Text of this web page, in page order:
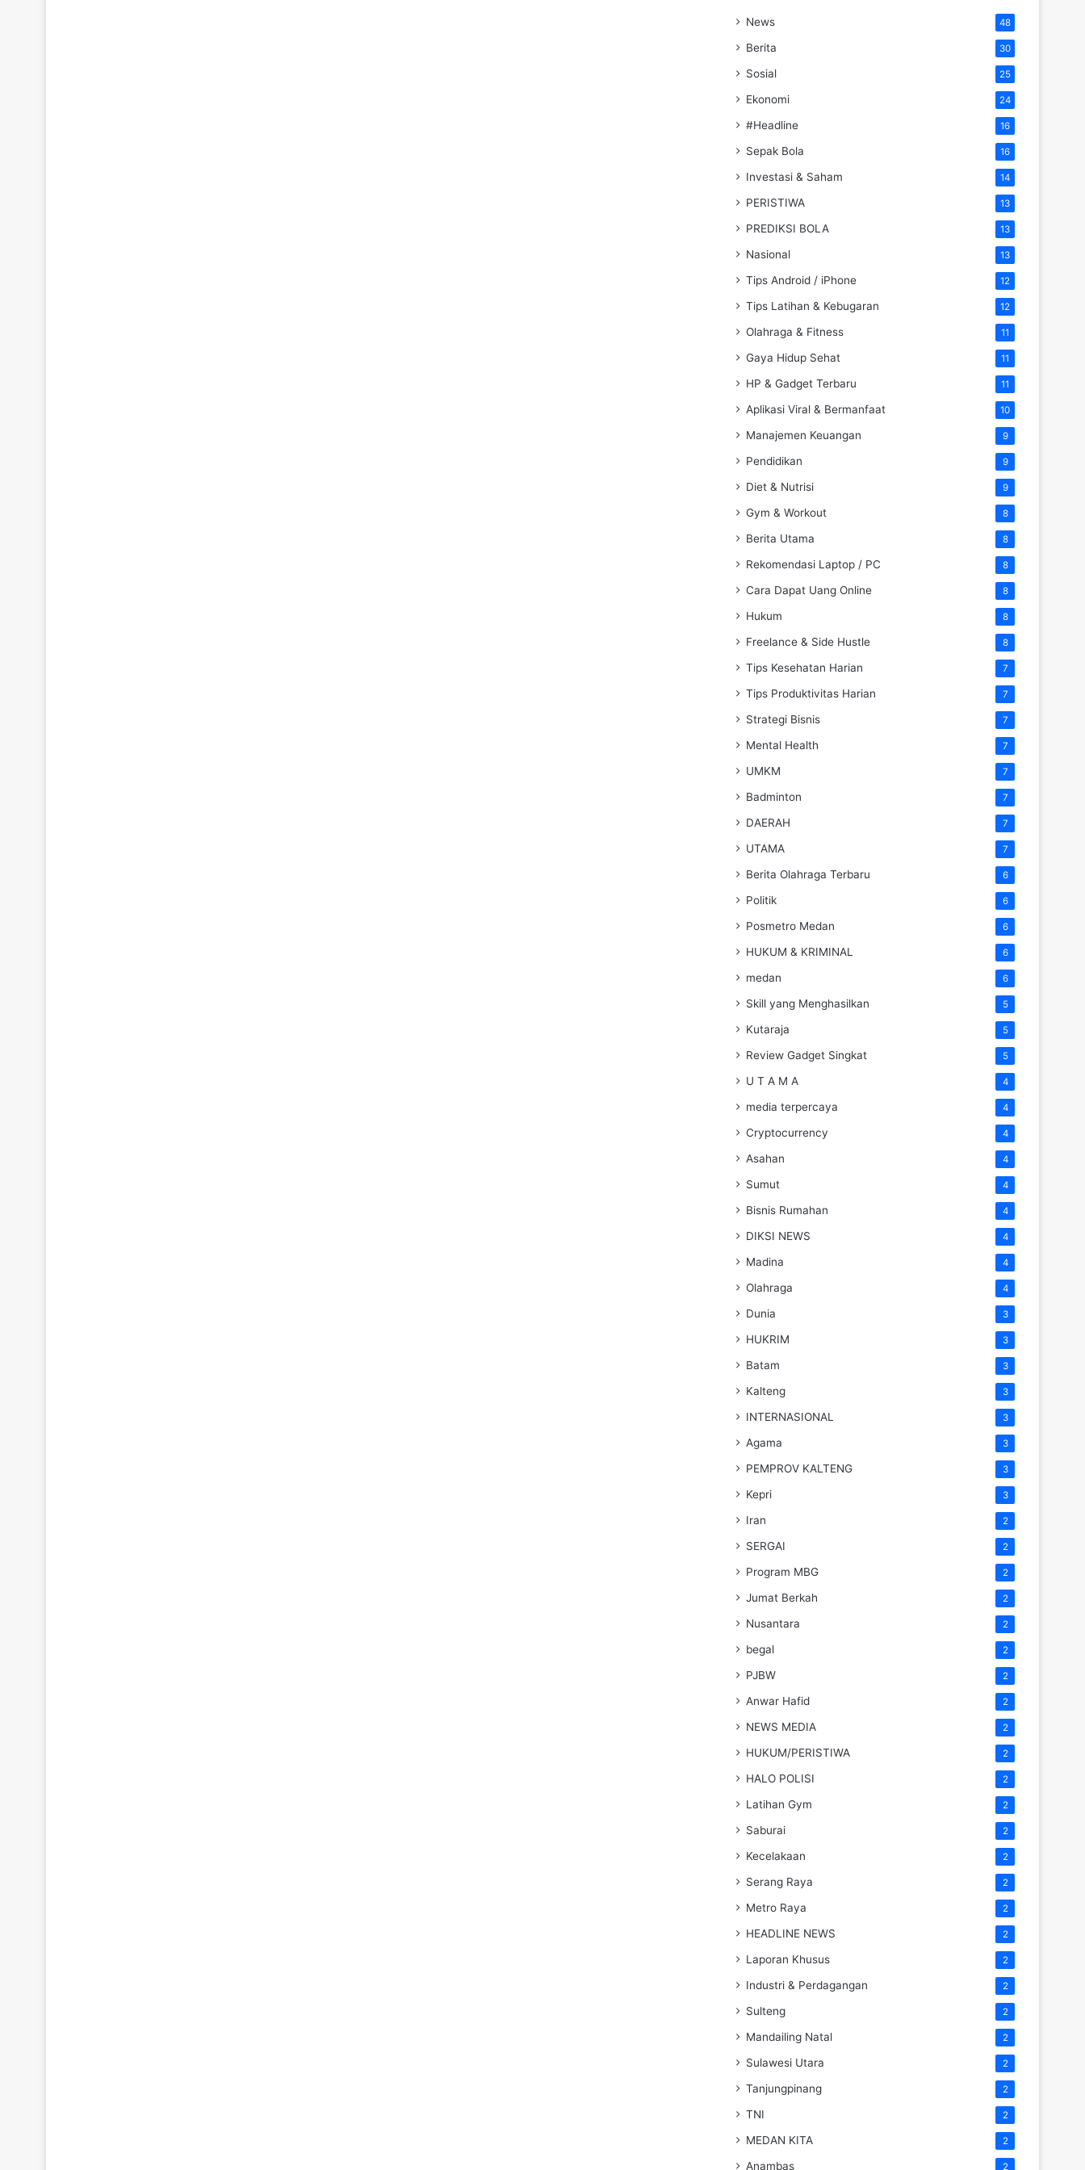
News 48
Berita 30
Sosial 25
Ekonomi 24
#Headline 16
Sepak Bola 16
Investasi & Saham 14
PERISTIWA 13
PREDIKSI BOLA 13
Nasional 13
Tips Android / iPhone 12
Tips Latihan & Kebugaran 12
Olahraga & Fitness 11
Gaya Hidup Sehat 11
HP & Gadget Terbaru 11
Aplikasi Viral & Bermanfaat 10
Manajemen Keuangan 9
Pendidikan 9
Diet & Nutrisi 9
Gym & Workout 8
Berita Utama 8
Rekomendasi Laptop / PC 8
Cara Dapat Uang Online 8
Hukum 8
Freelance & Side Hustle 8
Tips Kesehatan Harian 7
Tips Produktivitas Harian 7
Strategi Bisnis 7
Mental Health 7
UMKM 7
Badminton 7
DAERAH 7
UTAMA 7
Berita Olahraga Terbaru 6
Politik 6
Posmetro Medan 6
HUKUM & KRIMINAL 6
medan 6
Skill yang Menghasilkan 5
Kutaraja 5
Review Gadget Singkat 5
U T A M A 4
media terpercaya 4
Cryptocurrency 4
Asahan 4
Sumut 4
Bisnis Rumahan 4
DIKSI NEWS 4
Madina 4
Olahraga 4
Dunia 3
HUKRIM 3
Batam 3
Kalteng 3
INTERNASIONAL 3
Agama 3
PEMPROV KALTENG 3
Kepri 3
Iran 2
SERGAI 2
Program MBG 2
Jumat Berkah 2
Nusantara 2
begal 2
PJBW 2
Anwar Hafid 2
NEWS MEDIA 2
HUKUM/PERISTIWA 2
HALO POLISI 2
Latihan Gym 2
Saburai 2
Kecelakaan 2
Serang Raya 2
Metro Raya 2
HEADLINE NEWS 2
Laporan Khusus 2
Industri & Perdagangan 2
Sulteng 2
Mandailing Natal 2
Sulawesi Utara 2
Tanjungpinang 2
TNI 2
MEDAN KITA 2
Anambas 2